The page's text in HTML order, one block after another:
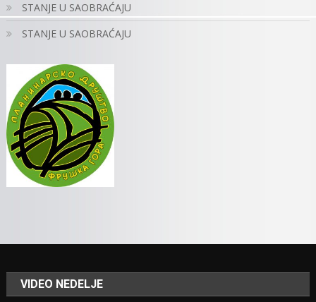
STANJE U SAOBRAĆAJU
STANJE U SAOBRAĆAJU
VIDEO NEDELJE